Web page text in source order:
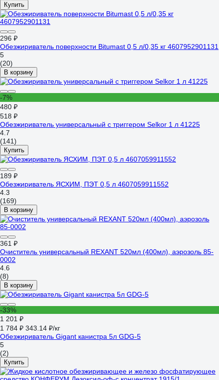
Купить
296 ₽
Обезжириватель поверхности Bitumast 0,5 л/0,35 кг 4607952901131
5
(20)
В корзину
-7%
480 ₽
518 ₽
Обезжириватель универсальный с триггером Selkor 1 л 41225
4.7
(141)
Купить
189 ₽
Обезжириватель ЯСХИМ, ПЭТ 0,5 л 4607059911552
4.3
(169)
В корзину
361 ₽
Очиститель универсальный REXANT 520мл (400мл), аэрозоль 85-
0002
4.6
(8)
В корзину
-33%
1 201 ₽
1 784 ₽ 343.14 ₽/кг
Обезжириватель Gigant канистра 5л GDG-5
5
(2)
Купить